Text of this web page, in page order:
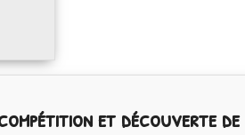
et découverte